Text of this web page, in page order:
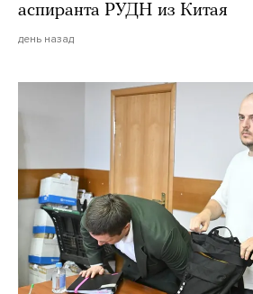
аспиранта РУДН из Китая
день назад